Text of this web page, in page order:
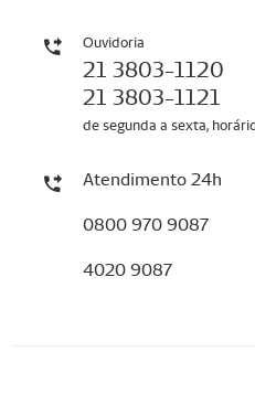
Ouvidoria
21 3803-1120
21 3803-1121
de segunda a sexta,
Atendimento 24h
0800 970 9087
4020 9087